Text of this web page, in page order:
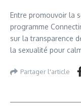
Entre promouvoir la
programme
sur la transparence
la sexualité pour
Partager l'article